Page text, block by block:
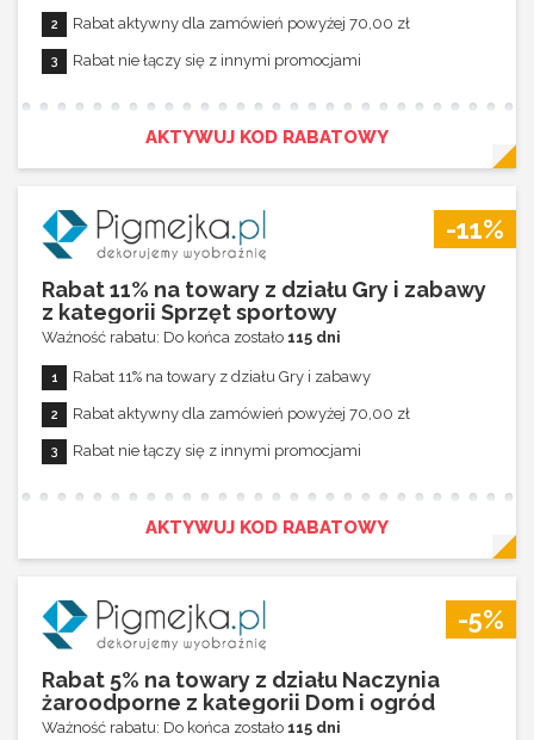
Rabat aktywny dla zamówień powyżej 70,00 zł
Rabat nie łączy się z innymi promocjami
AKTYWUJ KOD RABATOWY
-11%
Rabat 11% na towary z działu Gry i zabawy
z kategorii Sprzęt sportowy
Ważność rabatu: Do końca zostało 115 dni
Rabat 11% na towary z działu Gry i zabawy
Rabat aktywny dla zamówień powyżej 70,00 zł
Rabat nie łączy się z innymi promocjami
AKTYWUJ KOD RABATOWY
-5%
Rabat 5% na towary z działu Naczynia
żaroodporne z kategorii Dom i ogród
Ważność rabatu: Do końca zostało 115 dni